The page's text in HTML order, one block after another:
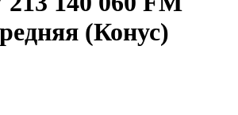
(Конус)